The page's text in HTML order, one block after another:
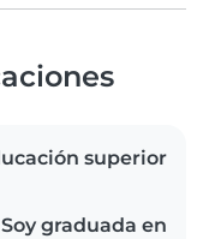
superior
Soy graduada en